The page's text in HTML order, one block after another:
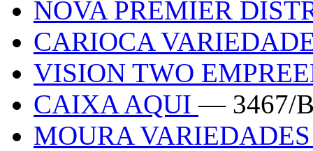
NOVA PREMIER
CARIOCA
VISION TWO
CAIXA AQUI— 3467/
MOURA